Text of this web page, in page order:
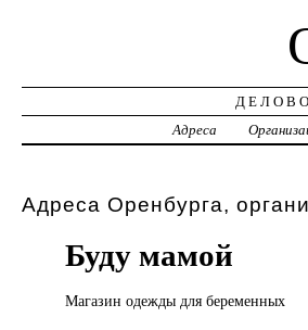
Адреса
Адреса Оренбурга,
Буду мамой
Магазин одежды для беременных